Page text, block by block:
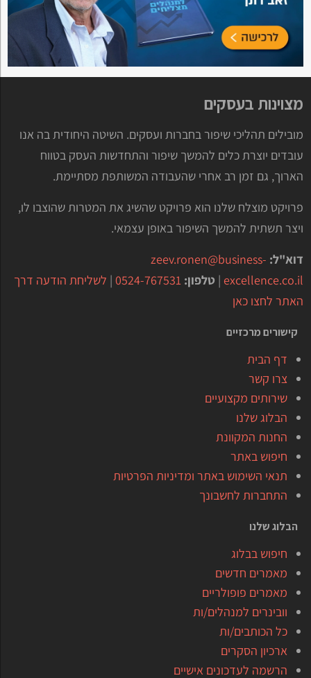
מצוינות בעסקים
מובילים תהליכי שיפור בחברות ועסקים. השיטה היחודית בה אנו
עובדים יוצרת כלים להמשך שיפור והתחדשות העסק בטווח
הארוך, גם זמן רב אחרי שהעבודה המשותפת מסתיימת.
פרויקט מוצלח שלנו הוא פרויקט שהשיג את המטרות שהוצבו לו,
ויצר תשתית להמשך השיפור באופן עצמאי.
דוא"ל: zeev.ronen@business-
excellence.co.il
| טלפון: 0524-767531
| לשליחת הודעה דרך
האתר לחצו כאן
קישורים מרכזיים
דף הבית
צרו קשר
שירותים מקצועיים
הבלוג שלנו
החנות המקוונת
חיפוש באתר
תנאי השימוש באתר ומדיניות הפרטיות
התחברות לחשבונך
הבלוג שלנו
חיפוש בבלוג
מאמרים חדשים
מאמרים פופולריים
וובינרים למנהלים/ות
כל הכותבים/ות
ארכיון הסקרים
הרשמה לעדכונים אישיים